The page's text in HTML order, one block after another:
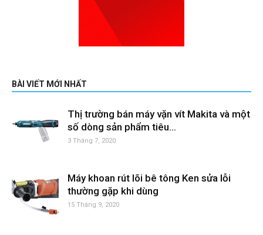
BÀI VIẾT MỚI NHẤT
Thị trường bán máy vặn vít Makita và một
số dòng sản phẩm tiêu...
3 Tháng 7, 2020
Máy khoan rút lõi bê tông Ken sửa lỗi
thường gặp khi dùng
15 Tháng 9, 2020